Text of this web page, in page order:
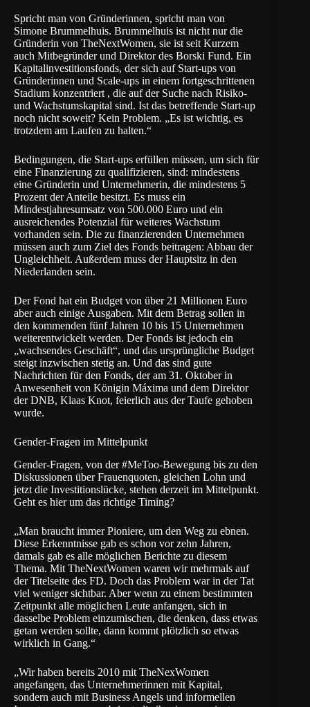
Spricht man von Gründerinnen, spricht man von
Simone Brummelhuis. Brummelhuis ist nicht nur die
Gründerin von TheNextWomen, sie ist seit Kurzem
auch Mitbegründer und Direktor des Borski Fund. Ein
Kapitalinvestitionsfonds, der sich auf Start-ups von
Gründerinnen und Scale-ups in einem fortgeschrittenen
Stadium konzentriert , die auf der Suche nach Risiko-
und Wachstumskapital sind. Ist das betreffende Start-up
noch nicht soweit? Kein Problem. „Es ist wichtig, es
trotzdem am Laufen zu halten.“
Bedingungen, die Start-ups erfüllen müssen, um sich für
eine Finanzierung zu qualifizieren, sind: mindestens
eine Gründerin und Unternehmerin, die mindestens 5
Prozent der Anteile besitzt. Es muss ein
Mindestjahresumsatz von 500.000 Euro und ein
ausreichendes Potenzial für weiteres Wachstum
vorhanden sein. Die zu finanzierenden Unternehmen
müssen auch zum Ziel des Fonds beitragen: Abbau der
Ungleichheit. Außerdem muss der Hauptsitz in den
Niederlanden sein.
Der Fond hat ein Budget von über 21 Millionen Euro
aber auch einige Ausgaben. Mit dem Betrag sollen in
den kommenden fünf Jahren 10 bis 15 Unternehmen
weiterentwickelt werden. Der Fonds ist jedoch ein
„wachsendes Geschäft“, und das ursprüngliche Budget
steigt inzwischen stetig an. Und das sind gute
Nachrichten für den Fonds, der am 31. Oktober in
Anwesenheit von Königin Máxima und dem Direktor
der DNB, Klaas Knot, feierlich aus der Taufe gehoben
wurde.
Gender-Fragen im Mittelpunkt
Gender-Fragen, von der #MeToo-Bewegung bis zu den
Diskussionen über Frauenquoten, gleichen Lohn und
jetzt die Investitionslücke, stehen derzeit im Mittelpunkt.
Geht es hier um das richtige Timing?
„Man braucht immer Pioniere, um den Weg zu ebnen.
Diese Erkenntnisse gab es schon vor zehn Jahren,
damals gab es alle möglichen Berichte zu diesem
Thema. Mit TheNextWomen waren wir mehrmals auf
der Titelseite des FD. Doch das Problem war in der Tat
viel weniger sichtbar. Aber wenn zu einem bestimmten
Zeitpunkt alle möglichen Leute anfangen, sich in
dasselbe Problem einzumischen, die denken, dass etwas
getan werden sollte, dann kommt plötzlich so etwas
wirklich in Gang.“
„Wir haben bereits 2010 mit TheNexWomen
angefangen, das Unternehmerinnen mit Kapital,
sondern auch mit Business Angels und informellen